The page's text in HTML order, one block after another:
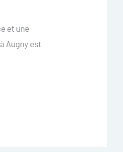
et une
Augny est